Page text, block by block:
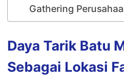
Gathering
Daya Tarik Batu
Sebagai Lokasi